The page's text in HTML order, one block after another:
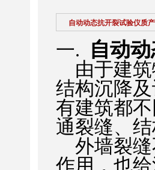
自动动态抗开裂试验仪质
一. 自动
由于建筑
结构沉降
有建筑都
通裂缝、
外墙裂缝
作用，也